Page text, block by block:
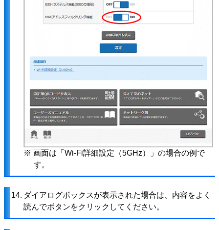
※ 画面は「Wi-Fi詳細設定（5GHz）」の場合の例で
す。
14. ダイアログボックスが表示された場合は、内容をよく
読んでボタンをクリックしてください。